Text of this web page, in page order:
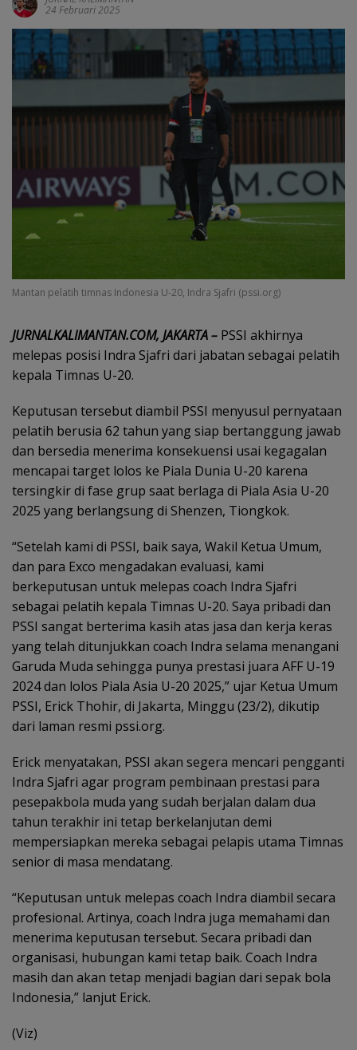
24 Februari 2025
Mantan pelatih timnas Indonesia U-20, Indra Sjafri (pssi.org)
JURNALKALIMANTAN.COM, JAKARTA – PSSI akhirnya
melepas posisi Indra Sjafri dari jabatan sebagai pelatih
kepala Timnas U-20.
Keputusan tersebut diambil PSSI menyusul pernyataan
pelatih berusia 62 tahun yang siap bertanggung jawab
dan bersedia menerima konsekuensi usai kegagalan
mencapai target lolos ke Piala Dunia U-20 karena
tersingkir di fase grup saat berlaga di Piala Asia U-20
2025 yang berlangsung di Shenzen, Tiongkok.
“Setelah kami di PSSI, baik saya, Wakil Ketua Umum,
dan para Exco mengadakan evaluasi, kami
berkeputusan untuk melepas coach Indra Sjafri
sebagai pelatih kepala Timnas U-20. Saya pribadi dan
PSSI sangat berterima kasih atas jasa dan kerja keras
yang telah ditunjukkan coach Indra selama menangani
Garuda Muda sehingga punya prestasi juara AFF U-19
2024 dan lolos Piala Asia U-20 2025,” ujar Ketua Umum
PSSI, Erick Thohir, di Jakarta, Minggu (23/2), dikutip
dari laman resmi pssi.org.
Erick menyatakan, PSSI akan segera mencari pengganti
Indra Sjafri agar program pembinaan prestasi para
pesepakbola muda yang sudah berjalan dalam dua
tahun terakhir ini tetap berkelanjutan demi
mempersiapkan mereka sebagai pelapis utama Timnas
senior di masa mendatang.
“Keputusan untuk melepas coach Indra diambil secara
profesional. Artinya, coach Indra juga memahami dan
menerima keputusan tersebut. Secara pribadi dan
organisasi, hubungan kami tetap baik. Coach Indra
masih dan akan tetap menjadi bagian dari sepak bola
Indonesia,” lanjut Erick.
(Viz)